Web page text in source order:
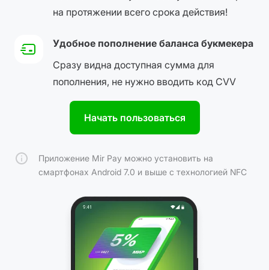
на протяжении всего срока действия!
Удобное пополнение баланса букмекера
Сразу видна доступная сумма для
пополнения, не нужно вводить код CVV
Начать пользоваться
Приложение Mir Pay можно установить на
смартфонах Android 7.0 и выше с технологией NFC